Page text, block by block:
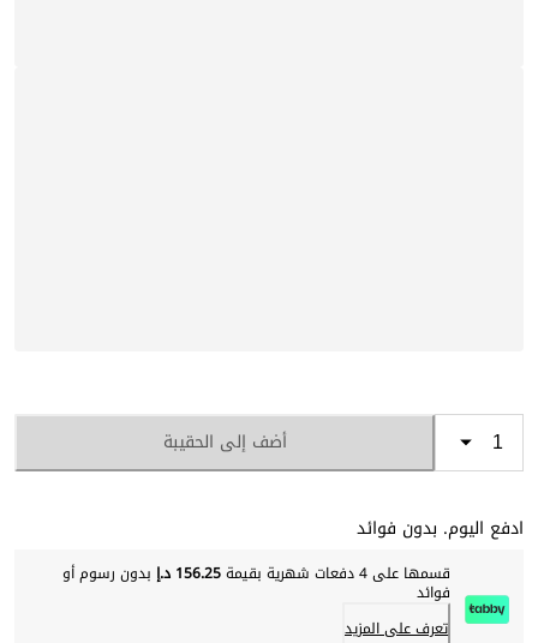
أضف إلى الحقيبة
ادفع اليوم. بدون فوائد
قسمها على 4 دفعات شهرية بقيمة 156.25 د.إ بدون رسوم أو
فوائد
تعرف على المزيد